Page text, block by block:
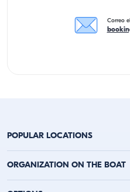
Correo
POPULAR LOCATIONS
Alquiler de Yates en Antalya
ORGANIZATION ON THE BOAT